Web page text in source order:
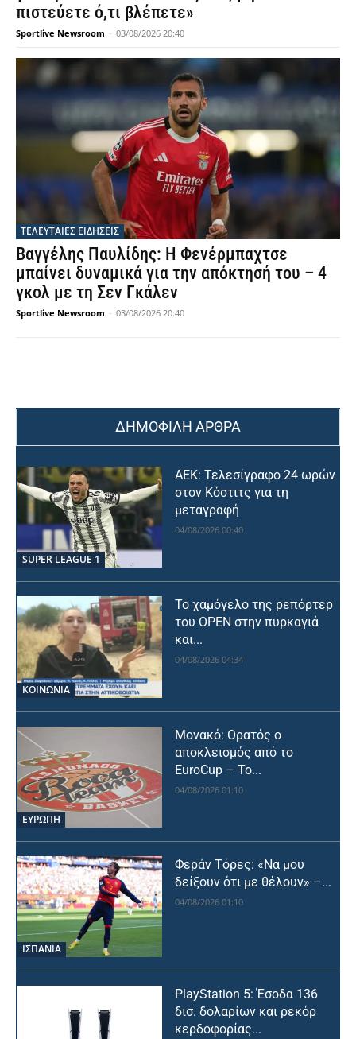
πιστεύετε ό,τι βλέπετε»
Sportlive Newsroom - 03/08/2026 20:40
ΤΕΛΕΥΤΑΙΕΣ ΕΙΔΗΣΕΙΣ
Βαγγέλης Παυλίδης: Η Φενέρμπαχτσε
μπαίνει δυναμικά για την απόκτησή του – 4
γκολ με τη Σεν Γκάλεν
Sportlive Newsroom - 03/08/2026 20:40
ΔΗΜΟΦΙΛΗ ΑΡΘΡΑ
SUPER LEAGUE 1
ΑΕΚ: Τελεσίγραφο 24 ωρών
στον Κόστιτς για τη
μεταγραφή
04/08/2026 00:40
ΚΟΙΝΩΝΙΑ
Το χαμόγελο της ρεπόρτερ
του OPEN στην πυρκαγιά
και...
04/08/2026 04:34
ΕΥΡΩΠΗ
Μονακό: Ορατός ο
αποκλεισμός από το
EuroCup – Το...
04/08/2026 01:10
ΙΣΠΑΝΙΑ
Φεράν Τόρες: «Να μου
δείξουν ότι με θέλουν» –...
04/08/2026 01:10
PlayStation 5: Έσοδα 136
δισ. δολαρίων και ρεκόρ
κερδοφορίας...